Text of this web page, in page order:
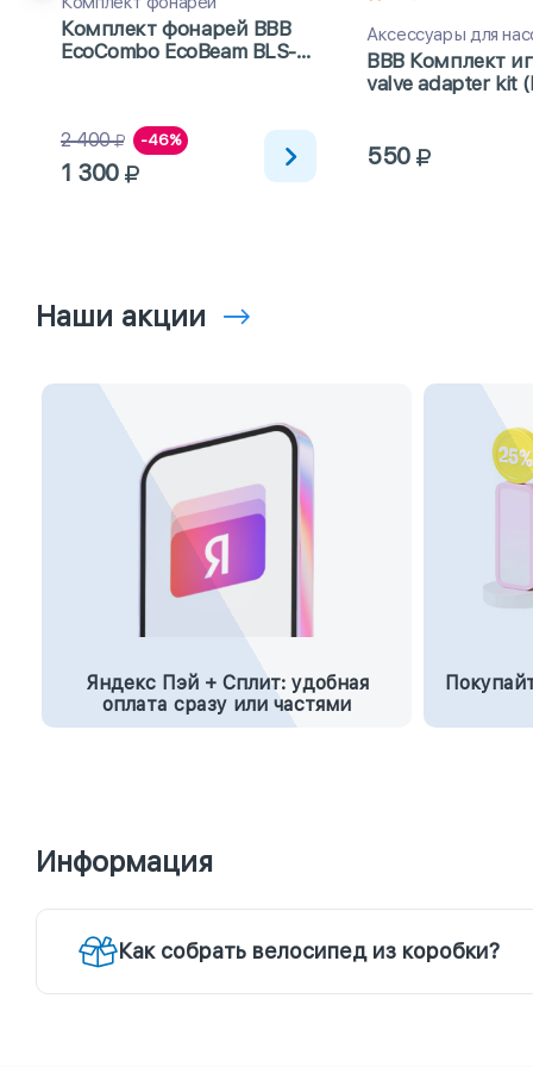
Комплект фонарей BBB
EcoCombo EcoBeam BLS-
2 400 -46%
1 300
Аксессуары для
BBB Комплект
valve adapter kit
550
Наши акции
Яндекс Пэй + Сплит: удобная
оплата сразу или частями
Информация
Как собрать велосипед из коробки?